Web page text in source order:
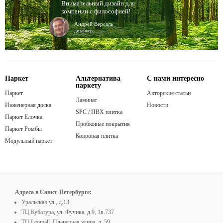
Внимательный дизайн для
компании с философией!
Андрей Версаль
дизайнер
Паркет
Паркет
Инженерная доска
Паркет Елочка
Паркет Ромбы
Модульный паркет
Альтернатива
паркету
Ламинат
SPC / ПВХ плитка
Пробковые покрытия
Ковровая плитка
С нами интересно
Авторские статьи
Новости
Адреса в Санкт-Петербурге:
Уральская ул., д.13
ТЦ Кубатура, ул. Фучика, д.9, 1в.737